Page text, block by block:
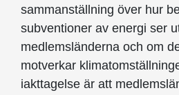
sammanställning över hur
subventioner av energi ser
medlemsländerna och om
motverkar
iakttagelse är att